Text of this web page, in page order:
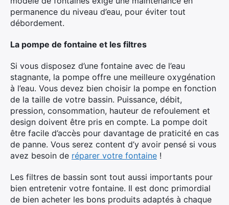
permanence du niveau d’eau, pour éviter tout
débordement.
La pompe de fontaine et les filtres
Si vous disposez d’une fontaine avec de l’eau
stagnante, la pompe offre une meilleure oxygénation
à l’eau. Vous devez bien choisir la pompe en fonction
de la taille de votre bassin. Puissance, débit,
pression, consommation, hauteur de refoulement et
design doivent être pris en compte. La pompe doit
être facile d’accès pour davantage de praticité en cas
de panne. Vous serez content d’y avoir pensé si vous
avez besoin de réparer votre fontaine !
Les filtres de bassin sont tout aussi importants pour
bien entretenir votre fontaine. Il est donc primordial
de bien acheter les bons produits adaptés à chaque